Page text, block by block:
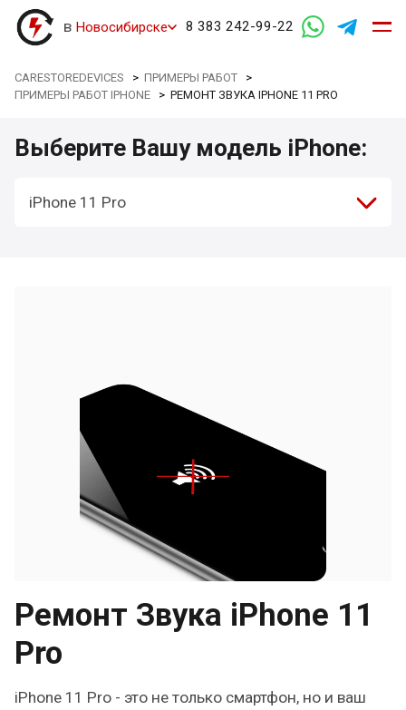
в Новосибирске 8 383 242-99-22
CARESTOREDEVICES >ПРИМЕРЫ РАБОТ >
ПРИМЕРЫ РАБОТ IPHONE >РЕМОНТ ЗВУКА IPHONE 11 PRO
Выберите Вашу модель iPhone:
iPhone 11 Pro
Ремонт Звука iPhone 11
Pro
iPhone 11 Pro - это не только смартфон, но и ваш